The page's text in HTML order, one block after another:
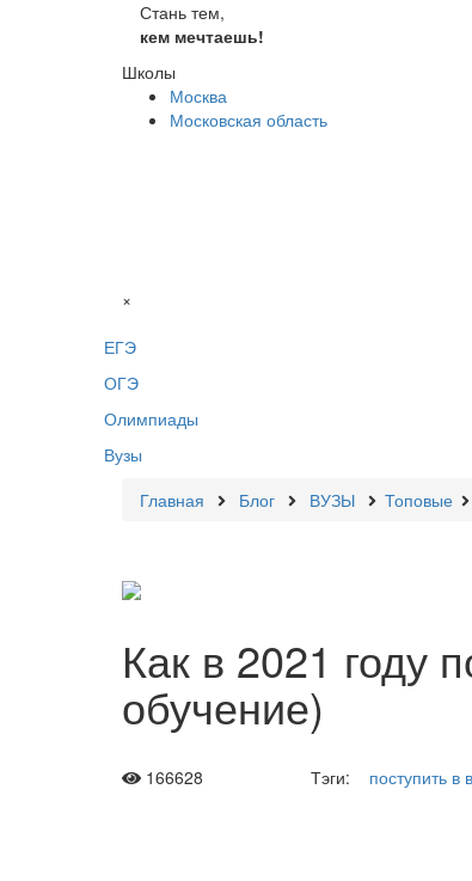
Стань тем,
кем мечтаешь!
Школы
Москва
Московская область
×
ЕГЭ
ОГЭ
Олимпиады
Вузы
Главная
Блог ВУЗЫ Топовые
Как в 2021 году
обучение)
166628 Тэги: поступить в